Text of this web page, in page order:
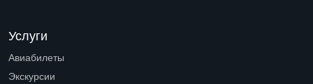
Услуги
Авиабилеты
Экскурсии